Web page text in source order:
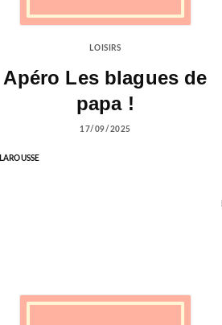
LOISIRS
Apéro Les blagues de
papa !
17/09/2025
LAROUSSE